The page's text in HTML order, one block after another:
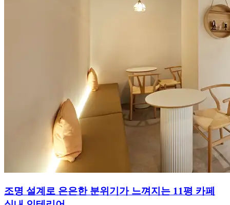
조명 설계로 은은한 분위기가 느껴지는 11평 카페